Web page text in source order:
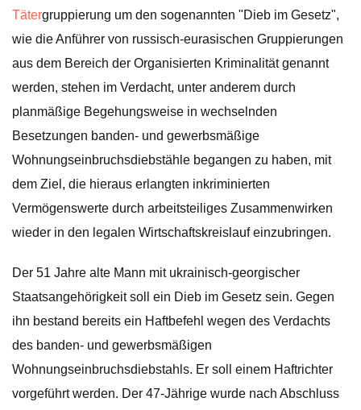
Tätergruppierung um den sogenannten "Dieb im Gesetz",
wie die Anführer von russisch-eurasischen Gruppierungen
aus dem Bereich der Organisierten Kriminalität genannt
werden, stehen im Verdacht, unter anderem durch
planmäßige Begehungsweise in wechselnden
Besetzungen banden- und gewerbsmäßige
Wohnungseinbruchsdiebstähle begangen zu haben, mit
dem Ziel, die hieraus erlangten inkriminierten
Vermögenswerte durch arbeitsteiliges Zusammenwirken
wieder in den legalen Wirtschaftskreislauf einzubringen.
Der 51 Jahre alte Mann mit ukrainisch-georgischer
Staatsangehörigkeit soll ein Dieb im Gesetz sein. Gegen
ihn bestand bereits ein Haftbefehl wegen des Verdachts
des banden- und gewerbsmäßigen
Wohnungseinbruchsdiebstahls. Er soll einem Haftrichter
vorgeführt werden. Der 47-Jährige wurde nach Abschluss